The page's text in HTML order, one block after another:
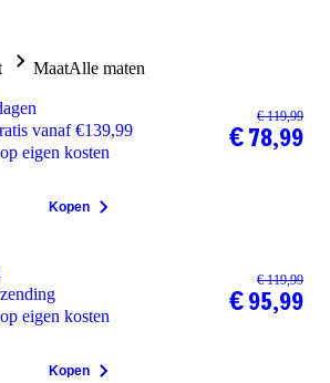
MaatAlle maten
vanaf €139,99
eigen kosten
€ 119,99
€ 78,99
Kopen
eigen kosten
€ 119,99
€ 95,99
Kopen